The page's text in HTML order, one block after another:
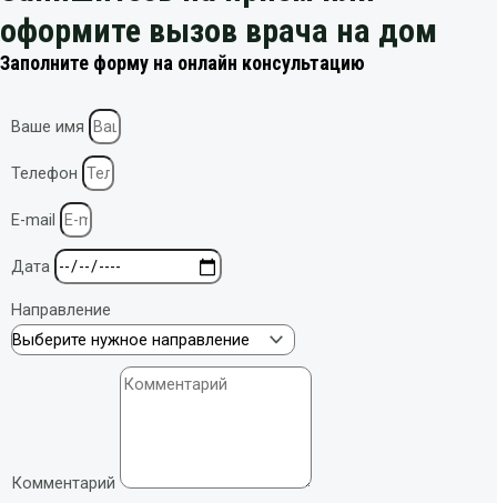
оформите вызов врача на дом
Заполните форму на онлайн консультацию
Ваше имя
Телефон
E-mail
Дата
Направление
Комментарий